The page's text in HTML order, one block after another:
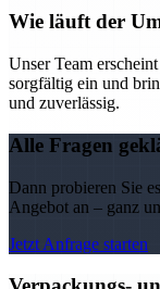
Wie läuft der
Unser Team
sorgfältig ein und
und zuverlässig.
Alle Fragen
Dann probieren Sie
Angebot an – ganz
Jetzt Anfrage starten